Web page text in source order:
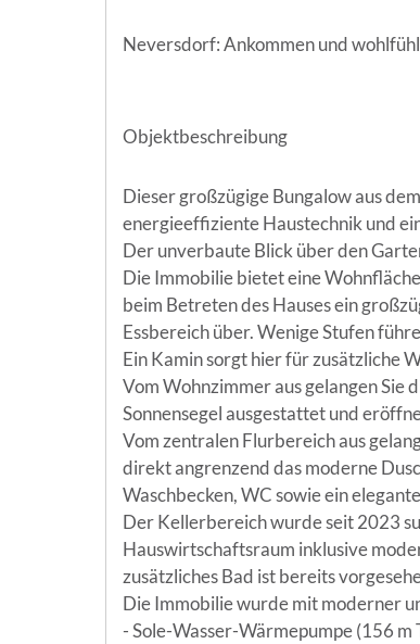
Neversdorf: Ankommen und
Dieser großzügige Bungalow aus
energieeffiziente Haustechnik und
Der unverbaute Blick über den
Die Immobilie bietet eine
beim Betreten des Hauses ein
Essbereich über. Wenige Stufen
Ein Kamin sorgt hier für zusätzliche
Vom Wohnzimmer aus gelangen
Sonnensegel ausgestattet und
Vom zentralen Flurbereich aus
direkt angrenzend das moderne
Waschbecken, WC sowie ein
Der Kellerbereich wurde seit 2023
Hauswirtschaftsraum inklusive
zusätzliches Bad ist bereits
Die Immobilie wurde mit moderner
- Sole-Wasser-Wärmepumpe (156 m